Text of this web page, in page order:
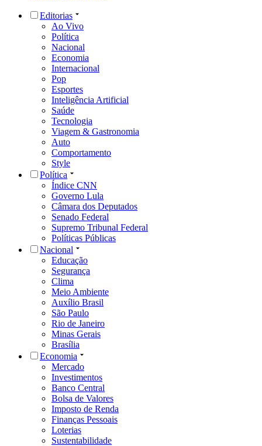
Editorias
Ao Vivo
Política
Nacional
Economia
Internacional
Pop
Esportes
Inteligência Artificial
Saúde
Tecnologia
Viagem & Gastronomia
Auto
Comportamento
Style
Política
Índice CNN
Governo Lula
Câmara dos Deputados
Senado Federal
Supremo Tribunal Federal
Políticas Públicas
Nacional
Educação
Segurança
Clima
Meio Ambiente
Auxílio Brasil
São Paulo
Rio de Janeiro
Minas Gerais
Brasília
Economia
Mercado
Investimentos
Banco Central
Bolsa de Valores
Imposto de Renda
Finanças Pessoais
Loterias
Sustentabilidade